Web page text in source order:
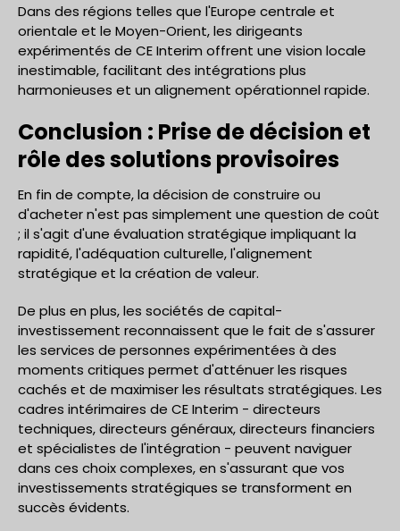
Dans des régions telles que l'Europe centrale et
orientale et le Moyen-Orient, les dirigeants
expérimentés de CE Interim offrent une vision locale
inestimable, facilitant des intégrations plus
harmonieuses et un alignement opérationnel rapide.
Conclusion : Prise de décision et
rôle des solutions provisoires
En fin de compte, la décision de construire ou
d'acheter n'est pas simplement une question de coût
; il s'agit d'une évaluation stratégique impliquant la
rapidité, l'adéquation culturelle, l'alignement
stratégique et la création de valeur.
De plus en plus, les sociétés de capital-
investissement reconnaissent que le fait de s'assurer
les services de personnes expérimentées à des
moments critiques permet d'atténuer les risques
cachés et de maximiser les résultats stratégiques. Les
cadres intérimaires de CE Interim - directeurs
techniques, directeurs généraux, directeurs financiers
et spécialistes de l'intégration - peuvent naviguer
dans ces choix complexes, en s'assurant que vos
investissements stratégiques se transforment en
succès évidents.